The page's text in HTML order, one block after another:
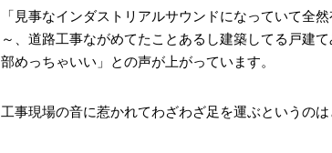
「見事なインダストリアルサウンドになっていて全
～、道路工事ながめてたことあるし建築してる戸建
部めっちゃいい」との声が上がっています。
工事現場の音に惹かれてわざわざ足を運ぶというの